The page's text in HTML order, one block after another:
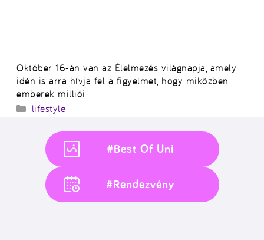
Október 16-án van az Élelmezés világnapja, amely
idén is arra hívja fel a figyelmet, hogy miközben
emberek milliói
Kategória
lifestyle
#Best Of Uni
#Rendezvény